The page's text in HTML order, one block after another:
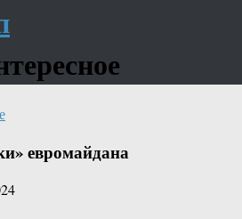
евромайдана